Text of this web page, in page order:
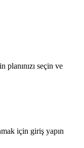
planınızı seçin ve
için giriş yapın